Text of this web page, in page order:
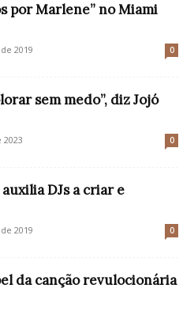
por Marlene” no Miami
2019 0
sem medo”, diz Jojó
0
DJs a criar e
2019 0
da canção revulocionária